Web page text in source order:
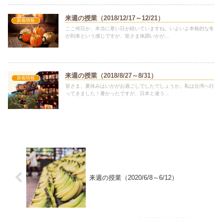
新着情報 来週の授業（2018/12/17～12/21）
ここ何日か、本当に寒い日が続いていますね。いよいよ本格的な冬
が到来という感じですが、皆さま体調いかが...
新着情報 来週の授業（2018/8/27～8/31）
皆さま、夏休みはいかがお過ごしでしたでしょうか。私は台湾へ行
ってきました！暑かったですが、日本と違う...
来週の授業（2020/6/8～6/12）